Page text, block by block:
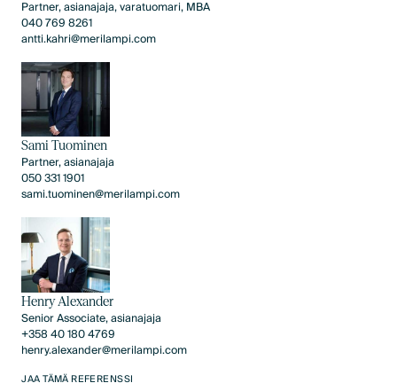
Partner, asianajaja, varatuomari, MBA
040 769 8261
antti.kahri@merilampi.com
Sami Tuominen
Partner, asianajaja
050 331 1901
sami.tuominen@merilampi.com
Henry Alexander
Senior Associate, asianajaja
+358 40 180 4769
henry.alexander@merilampi.com
JAA TÄMÄ REFERENSSI